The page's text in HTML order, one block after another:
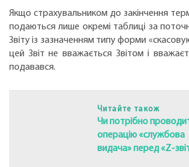
Якщо страхувальником до закінчення
подаються лише окремі таблиці за
Звіту із зазначенням типу форми
цей Звіт не вважається Звітом і
подавався.
Читайте також
Чи потрібно
операцію «службова
видача» перед «Z-